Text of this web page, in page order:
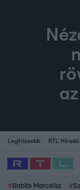
Legfrissebb RTL Híradó
# Babits Marcella #